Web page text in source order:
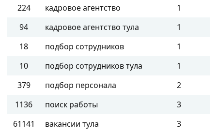
224
кадровое агентство
1
94
кадровое агентство тула
1
18
подбор сотрудников
1
10
подбор сотрудников тула
1
379
подбор персонала
2
1136
поиск работы
3
61141
вакансии тула
3